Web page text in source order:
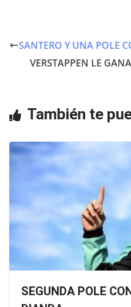
e
b
k
er s
A
SANTERO Y UNA POLE
VERSTAPPEN LE
También te
SEGUNDA POLE